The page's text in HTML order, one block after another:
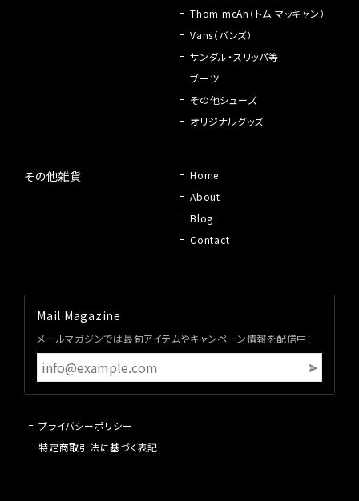
Thom mcAn（トム マッキャン）
Vans（バンズ）
サンダル・スリッパ等
ブーツ
その他シューズ
オリジナルグッズ
その他雑貨
Home
About
Blog
Contact
Mail Magazine
メールマガジンでは最旬アイテムやキャンペーン情報を配信中！
プライバシーポリシー
特定商取引法に基づく表記